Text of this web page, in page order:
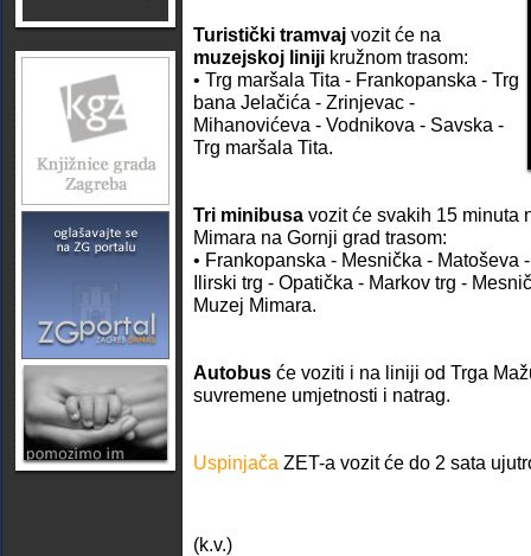
Turistički tramvaj vozit će na
muzejskoj liniji kružnom trasom:
• Trg maršala Tita - Frankopanska - Trg
bana Jelačića - Zrinjevac -
Mihanovićeva - Vodnikova - Savska -
Trg maršala Tita.
Tri minibusa vozit će svakih 15 minuta
Mimara na Gornji grad trasom:
• Frankopanska - Mesnička - Matoševa
Ilirski trg - Opatička - Markov trg -
Muzej Mimara.
Autobus će voziti i na liniji od Trga
suvremene umjetnosti i natrag.
Uspinjača ZET-a vozit će do 2 sata
(k.v.)